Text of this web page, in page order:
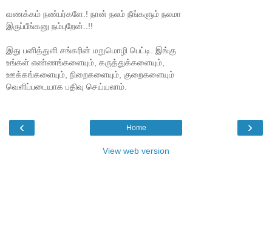
வணக்கம் நண்பர்களே.! நான் நலம் நீங்களும் நலமா
இருப்பீங்கனு நம்புறேன்..!!
இது பனித்துளி சங்கரின் மறுமொழி பெட்டி. இங்கு
உங்கள் எண்ணங்களையும், கருத்துக்களையும்,
ஊக்கங்களையும், நிறைகளையும், குறைகளையும்
வெளிப்படையாக பதிவு செய்யலாம்.
‹ ›
Home
View web version